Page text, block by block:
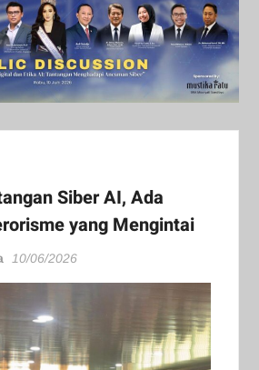
Siber AI, Ada
yang Mengintai
10/06/2026